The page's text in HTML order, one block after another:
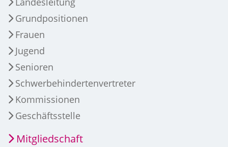
Grundpositionen
Frauen
Jugend
Senioren
Schwerbehindertenvertreter
Kommissionen
Geschäftsstelle
Mitgliedschaft